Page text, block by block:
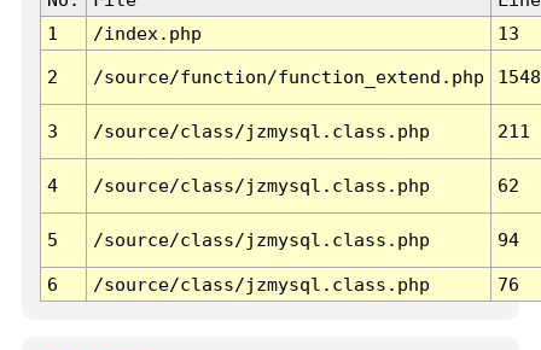
1
/index.php 13
2 /source/function/function_extend.php 1548
3 /source/class/jzmysql.class.php 211
4 /source/class/jzmysql.class.php 62
5 /source/class/jzmysql.class.php 94
6 /source/class/jzmysql.class.php 76